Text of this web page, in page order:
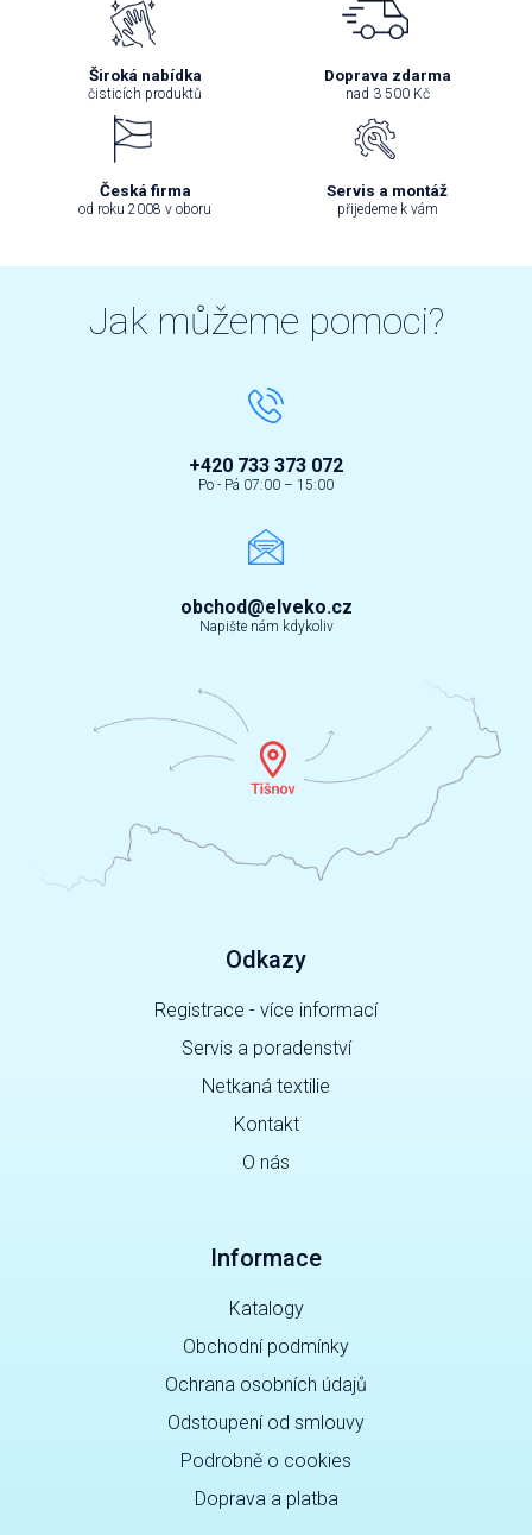
Široká nabídka
čisticích produktů
Doprava zdarma
nad 3 500 Kč
Česká firma
od roku 2008 v oboru
Servis a montáž
přijedeme k vám
Jak můžeme pomoci?
+420 733 373 072
Po - Pá 07:00 – 15:00
obchod@elveko.cz
Napište nám kdykoliv
Odkazy
Registrace - více informací
Servis a poradenství
Netkaná textilie
Kontakt
O nás
Informace
Katalogy
Obchodní podmínky
Ochrana osobních údajů
Odstoupení od smlouvy
Podrobně o cookies
Doprava a platba